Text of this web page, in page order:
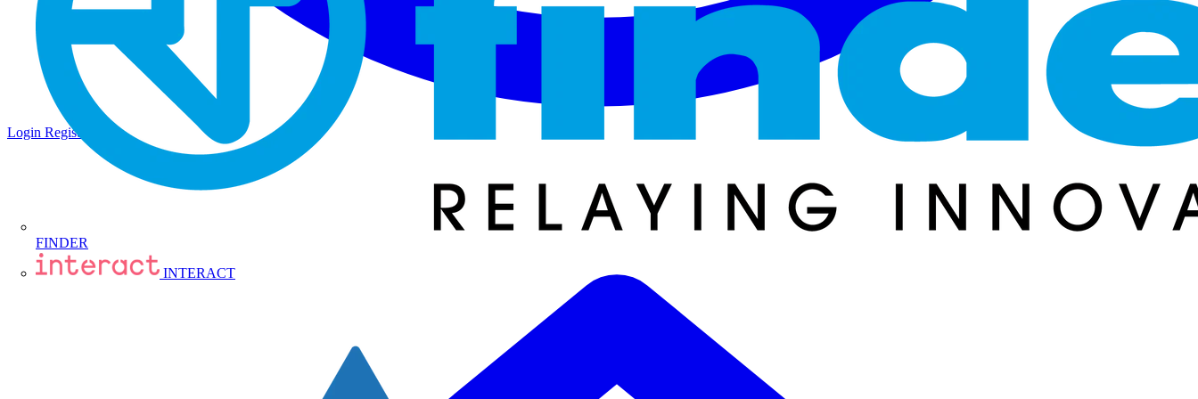
FINDER
INTERACT
Login Registrati